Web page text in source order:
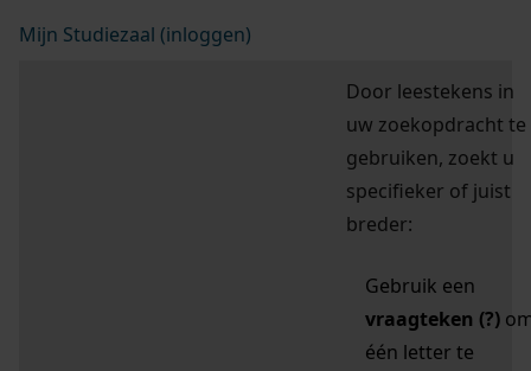
Mijn Studiezaal (inloggen)
Door leestekens in
uw zoekopdracht te
gebruiken, zoekt u
specifieker of juist
breder:
Gebruik een
vraagteken (?)
één letter te